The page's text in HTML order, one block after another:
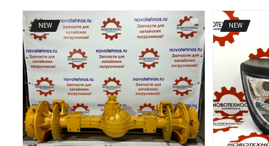
NEW NEW